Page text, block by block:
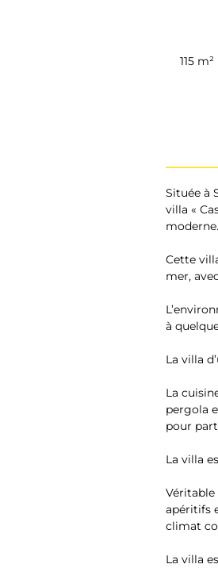
115 m²
Située à
villa «
moderne.
Cette
mer,
à
La villa
La
pergola
pour
La villa
Véritable
apéritifs
climat
La villa